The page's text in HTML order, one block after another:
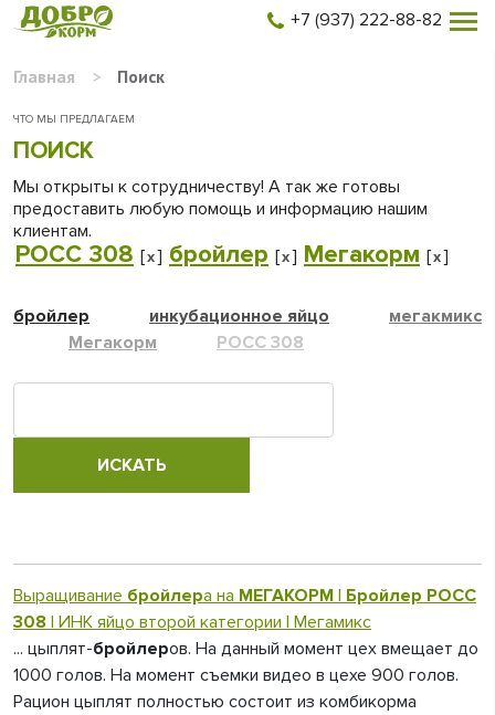
+7 (937) 222-88-82
Главная > Поиск
ЧТО МЫ ПРЕДЛАГАЕМ
ПОИСК
Мы открыты к сотрудничеству! А так же готовы
предоставить любую помощь и информацию нашим
клиентам.
РОСС 308 [x] бройлер [x] Мегакорм [x]
бройлер инкубационное яйцо
мегакмикс
Мегакорм
РОСС 308
Выращивание бройлера на МЕГАКОРМ | Бройлер РОСС
308 | ИНК яйцо второй категории | Мегамикс
... цыплят-бройлеров. На данный момент цех вмещает до
1000 голов. На момент съемки видео в цехе 900 голов.
Рацион цыплят полностью состоит из комбикорма